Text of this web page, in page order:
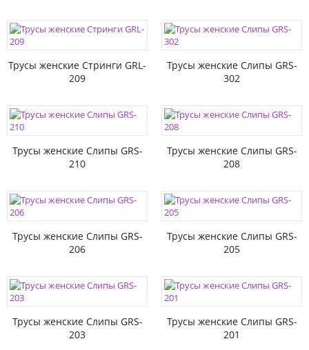
Трусы женские Стринги GRL-
209
Трусы женские Слипы GRS-
302
Трусы женские Слипы GRS-
210
Трусы женские Слипы GRS-
208
Трусы женские Слипы GRS-
206
Трусы женские Слипы GRS-
205
Трусы женские Слипы GRS-
203
Трусы женские Слипы GRS-
201